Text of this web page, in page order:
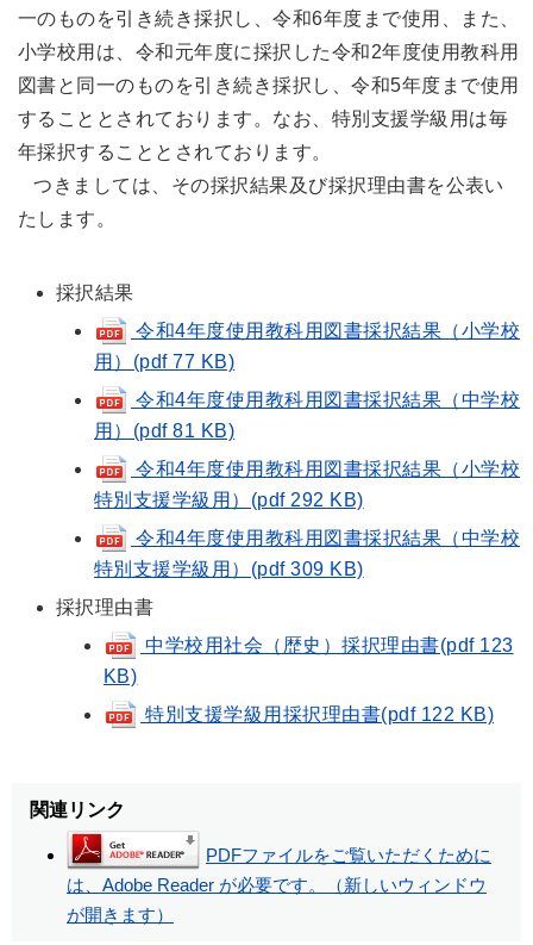
一のものを引き続き採択し、令和6年度まで使用、また、
小学校用は、令和元年度に採択した令和2年度使用教科用
図書と同一のものを引き続き採択し、令和5年度まで使用
することとされております。なお、特別支援学級用は毎
年採択することとされております。
つきましては、その採択結果及び採択理由書を公表い
たします。
採択結果
令和4年度使用教科用図書採択結果（小学校
用）(pdf 77 KB)
令和4年度使用教科用図書採択結果（中学校
用）(pdf 81 KB)
令和4年度使用教科用図書採択結果（小学校
特別支援学級用）(pdf 292 KB)
令和4年度使用教科用図書採択結果（中学校
特別支援学級用）(pdf 309 KB)
採択理由書
中学校用社会（歴史）採択理由書(pdf 123
KB)
特別支援学級用採択理由書(pdf 122 KB)
関連リンク
PDFファイルをご覧いただくために
は、Adobe Reader が必要です。（新しいウィンドウ
が開きます）